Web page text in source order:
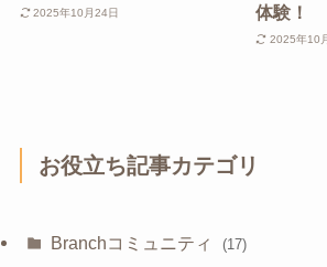
2025年10月24日
体験！
2025年10
お役立ち記事カテゴリ
Branchコミュニティ (17)